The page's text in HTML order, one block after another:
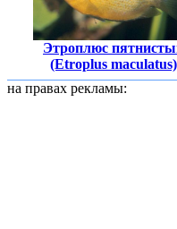
Этроплюс
(Etroplus maculatus)
на правах рекламы: